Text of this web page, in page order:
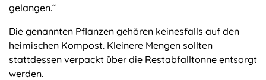
gelangen.“
Die genannten Pflanzen gehören keinesfalls auf den
heimischen Kompost. Kleinere Mengen sollten
stattdessen verpackt über die Restabfalltonne entsorgt
werden.